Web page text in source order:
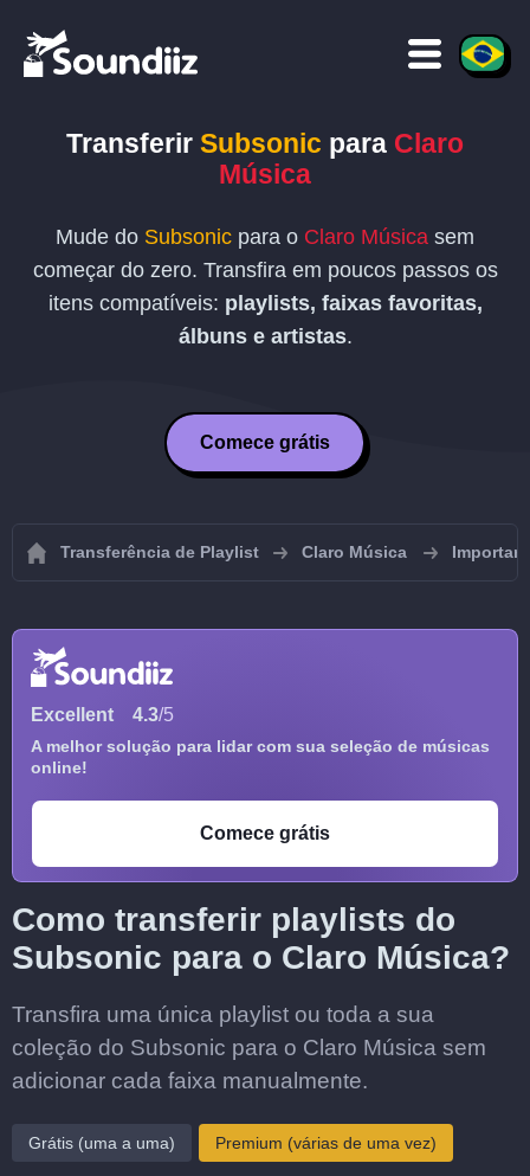
Transferir Subsonic para Claro
Música
Mude do Subsonic para o Claro Música sem
começar do zero. Transfira em poucos passos os
itens compatíveis: playlists, faixas favoritas,
álbuns e artistas.
Comece grátis
Transferência de Playlist Claro Música Importar
Excellent 4.3/5
A melhor solução para lidar com sua seleção de músicas
online!
Comece grátis
Como transferir playlists do
Subsonic para o Claro Música?
Transfira uma única playlist ou toda a sua
coleção do Subsonic para o Claro Música sem
adicionar cada faixa manualmente.
Grátis (uma a uma) Premium (várias de uma vez)